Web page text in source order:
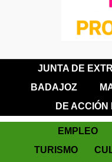
JUNTA DE
BADAJOZ
DE
EMPLEO
TURISMO